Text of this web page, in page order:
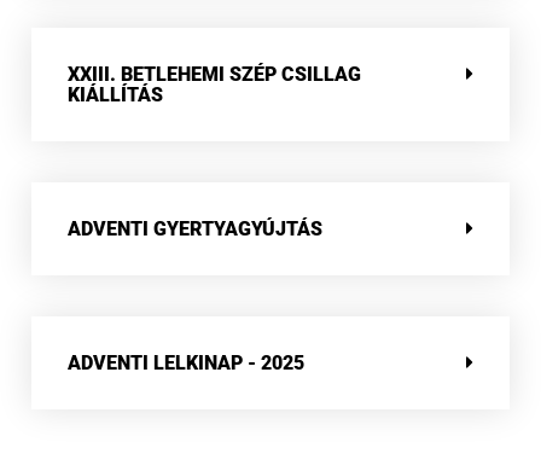
XXIII. BETLEHEMI SZÉP CSILLAG
KIÁLLÍTÁS
ADVENTI GYERTYAGYÚJTÁS
ADVENTI LELKINAP - 2025